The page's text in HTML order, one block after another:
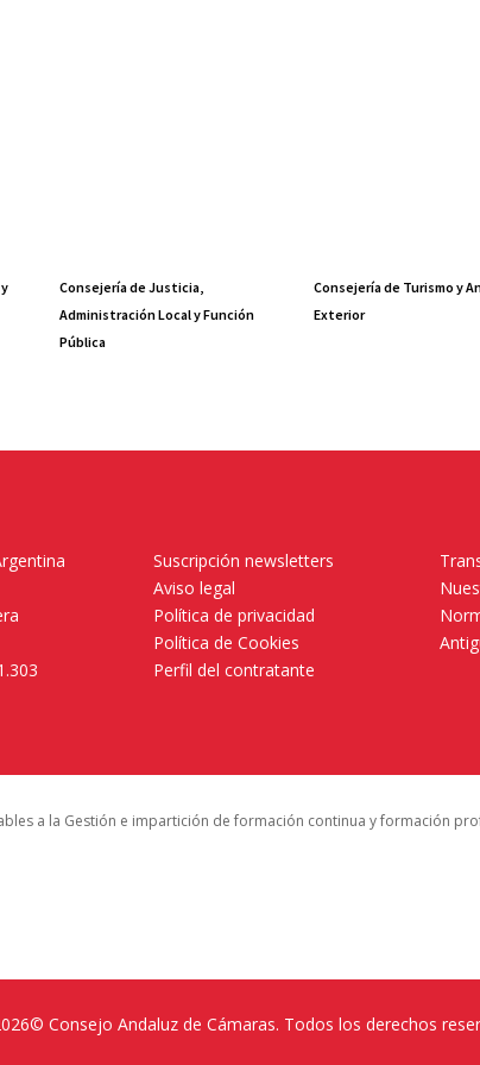
Consejería de Justicia,
Administración Local y Función
Pública
Consejería de Turismo y
Exterior
Suscripción newsletters
Aviso legal
Política de privacidad
Política de Cookies
Perfil del contratante
a la Gestión e impartición de formación continua y formación
Consejo Andaluz de Cámaras. Todos los derechos